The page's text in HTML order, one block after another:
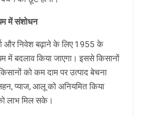
में संशोधन
और निवेश बढ़ाने के लिए 1955 के
में बदलाव किया जाएगा। इससे किसानों
को कम दाम पर उत्पाद बेचना
प्याज, आलू को अनियमित किया
लाभ मिल सके।